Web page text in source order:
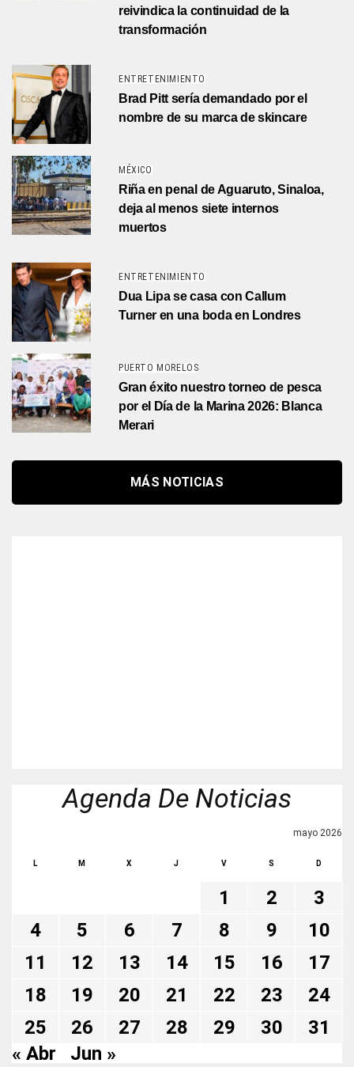
reivindica la continuidad de la
transformación
ENTRETENIMIENTO
Brad Pitt sería demandado por el
nombre de su marca de skincare
MÉXICO
Riña en penal de Aguaruto, Sinaloa,
deja al menos siete internos
muertos
ENTRETENIMIENTO
Dua Lipa se casa con Callum
Turner en una boda en Londres
PUERTO MORELOS
Gran éxito nuestro torneo de pesca
por el Día de la Marina 2026: Blanca
Merari
MÁS NOTICIAS
Agenda De Noticias
mayo 2026
L M X J V S D
1 2
3
4
5 6 7 8 9
10
11
12 13 14 15 16
17
18
19 20 21 22 23
24
25
26 27 28 29 30
31
« Abr
Jun »